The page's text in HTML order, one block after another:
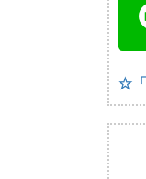
☆「